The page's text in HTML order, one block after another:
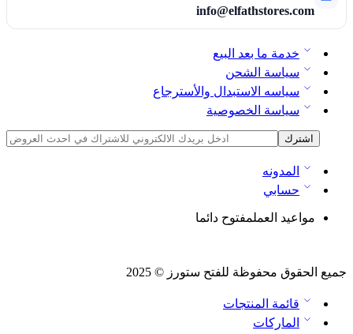
info@elfathstores.com
خدمة ما بعد البيع
سياسة الشحن
سياسه الاستبدال والأسترجاع
سياسة الخصوصية
المدونه
حسابي
مواعيد العملمفتوح دائما
جميع الحقوق محفوظة للفتح ستورز © 2025
قائمة المنتجات
الماركات